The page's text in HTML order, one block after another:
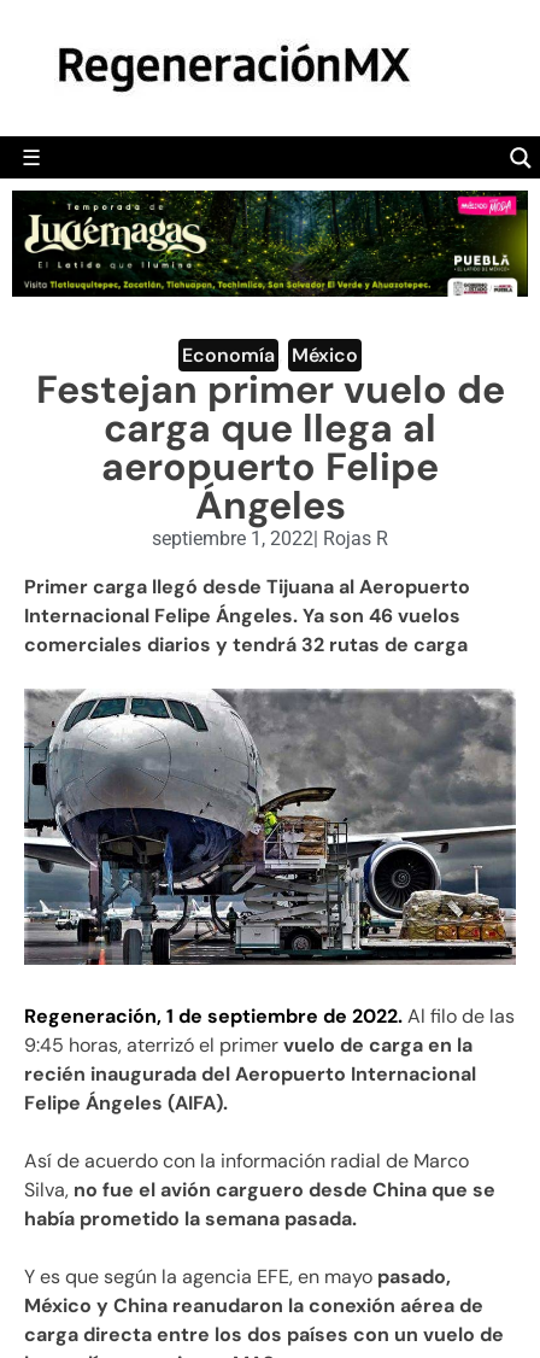
☰
POLÍTICA
CAMALEÓN
OPINIÓN
DEPORTES
ENGLISH SECTION
VIDEOS
Economía México
Festejan primer vuelo de
carga que llega al
aeropuerto Felipe
Ángeles
septiembre 1, 2022| Rojas R
Primer carga llegó desde Tijuana al Aeropuerto
Internacional Felipe Ángeles. Ya son 46 vuelos
comerciales diarios y tendrá 32 rutas de carga
Regeneración, 1 de septiembre de 2022.Al filo de las
9:45 horas, aterrizó el primervuelo de carga en la
recién inaugurada del Aeropuerto Internacional
Felipe Ángeles (AIFA).
Así de acuerdo con la información radial de Marco
Silva, no fue el avión carguero desde China que se
había prometido la semana pasada.
Y es que según la agencia EFE, en mayo pasado,
México y China reanudaron la conexión aérea de
carga directa entre los dos países con un vuelo de